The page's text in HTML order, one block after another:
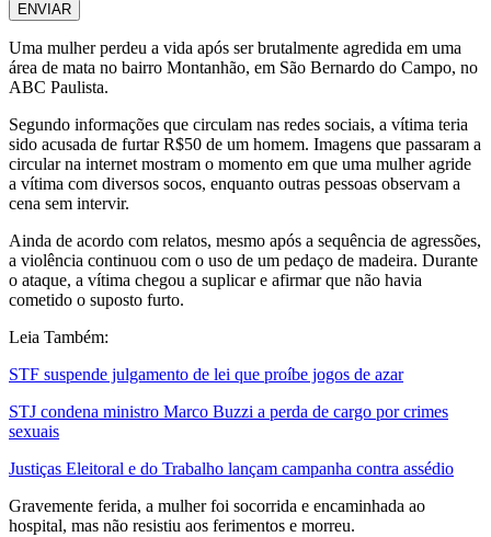
ENVIAR
Uma mulher perdeu a vida após ser brutalmente agredida em uma
área de mata no bairro Montanhão, em São Bernardo do Campo, no
ABC Paulista.
Segundo informações que circulam nas redes sociais, a vítima teria
sido acusada de furtar R$50 de um homem. Imagens que passaram a
circular na internet mostram o momento em que uma mulher agride
a vítima com diversos socos, enquanto outras pessoas observam a
cena sem intervir.
Ainda de acordo com relatos, mesmo após a sequência de agressões,
a violência continuou com o uso de um pedaço de madeira. Durante
o ataque, a vítima chegou a suplicar e afirmar que não havia
cometido o suposto furto.
Leia Também:
STF suspende julgamento de lei que proíbe jogos de azar
STJ condena ministro Marco Buzzi a perda de cargo por crimes
sexuais
Justiças Eleitoral e do Trabalho lançam campanha contra assédio
Gravemente ferida, a mulher foi socorrida e encaminhada ao
hospital, mas não resistiu aos ferimentos e morreu.